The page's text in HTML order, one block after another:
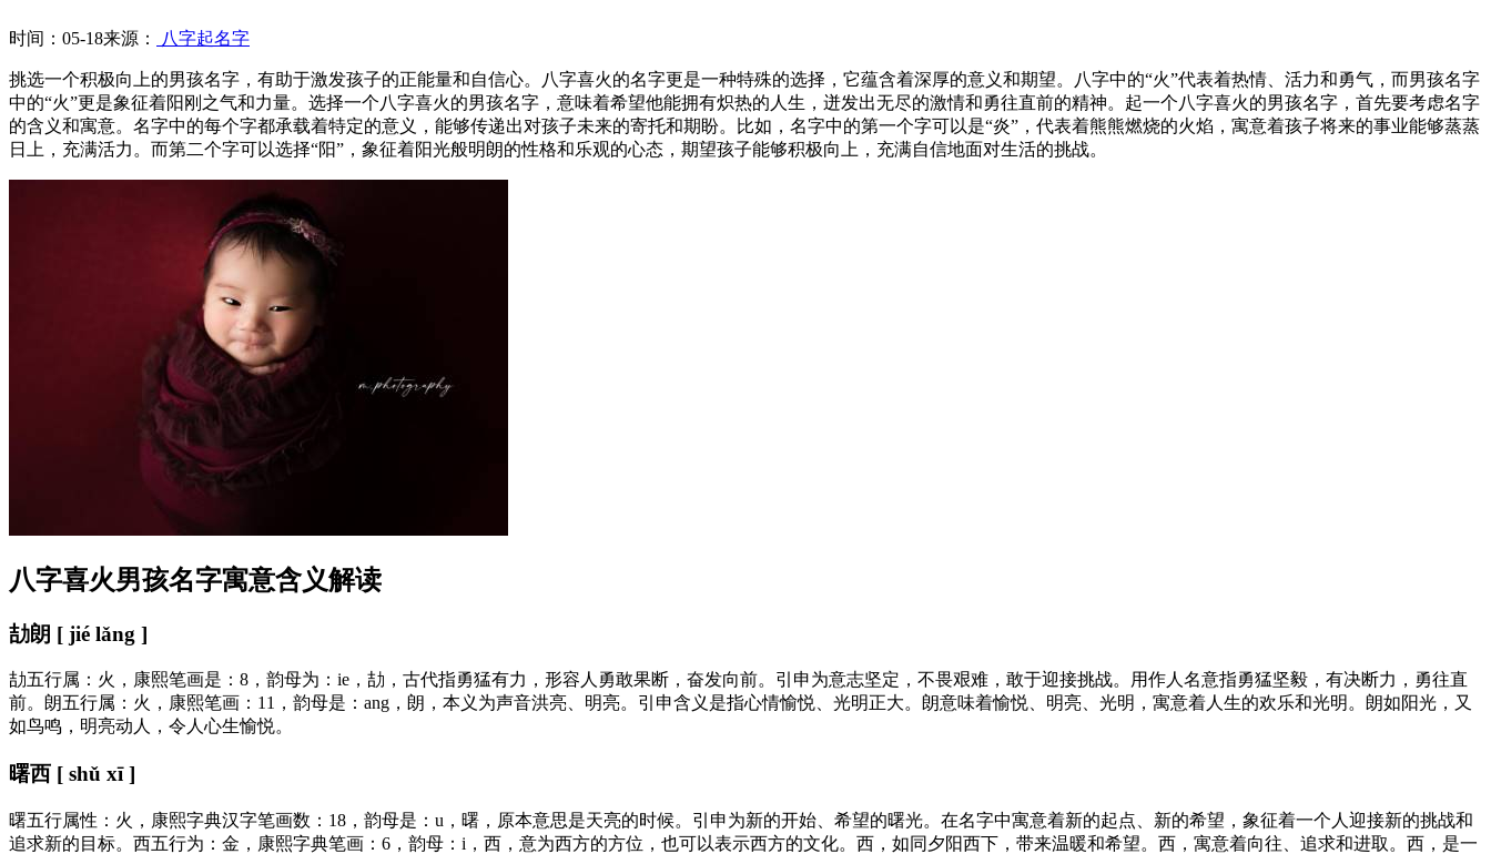
时间：05-18来源： 八字起名字
挑选一个积极向上的男孩名字，有助于激发孩子的正能量和自信心。八字喜火的名字更是一种特殊的选择，它蕴含着深厚的意义和期望。八字中的“火”代表着热情、活力和勇气，而男孩名字
中的“火”更是象征着阳刚之气和力量。选择一个八字喜火的男孩名字，意味着希望他能拥有炽热的人生，迸发出无尽的激情和勇往直前的精神。起一个八字喜火的男孩名字，首先要考虑名字
的含义和寓意。名字中的每个字都承载着特定的意义，能够传递出对孩子未来的寄托和期盼。比如，名字中的第一个字可以是“炎”，代表着熊熊燃烧的火焰，寓意着孩子将来的事业能够蒸蒸
日上，充满活力。而第二个字可以选择“阳”，象征着阳光般明朗的性格和乐观的心态，期望孩子能够积极向上，充满自信地面对生活的挑战。
八字喜火男孩名字寓意含义解读
劼朗 [ jié lǎng ]
劼五行属：火，康熙笔画是：8，韵母为：ie，劼，古代指勇猛有力，形容人勇敢果断，奋发向前。引申为意志坚定，不畏艰难，敢于迎接挑战。用作人名意指勇猛坚毅，有决断力，勇往直
前。朗五行属：火，康熙笔画：11，韵母是：ang，朗，本义为声音洪亮、明亮。引申含义是指心情愉悦、光明正大。朗意味着愉悦、明亮、光明，寓意着人生的欢乐和光明。朗如阳光，又
如鸟鸣，明亮动人，令人心生愉悦。
曙西 [ shǔ xī ]
曙五行属性：火，康熙字典汉字笔画数：18，韵母是：u，曙，原本意思是天亮的时候。引申为新的开始、希望的曙光。在名字中寓意着新的起点、新的希望，象征着一个人迎接新的挑战和
追求新的目标。西五行为：金，康熙字典笔画：6，韵母：i，西，意为西方的方位，也可以表示西方的文化。西，如同夕阳西下，带来温暖和希望。西，寓意着向往、追求和进取。西，是一